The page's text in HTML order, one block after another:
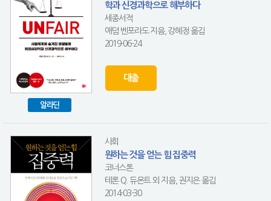
알라딘
학과 신경과학으로 해부하다
세종서적
애덤 벤포라도 지음, 강혜정 옮김
2019-06-24
대출
사회
원하는 것을 얻는 힘 집중력
코너스톤
테론 Q. 듀몬트 외 지음, 권지은 옮김
2014-03-30